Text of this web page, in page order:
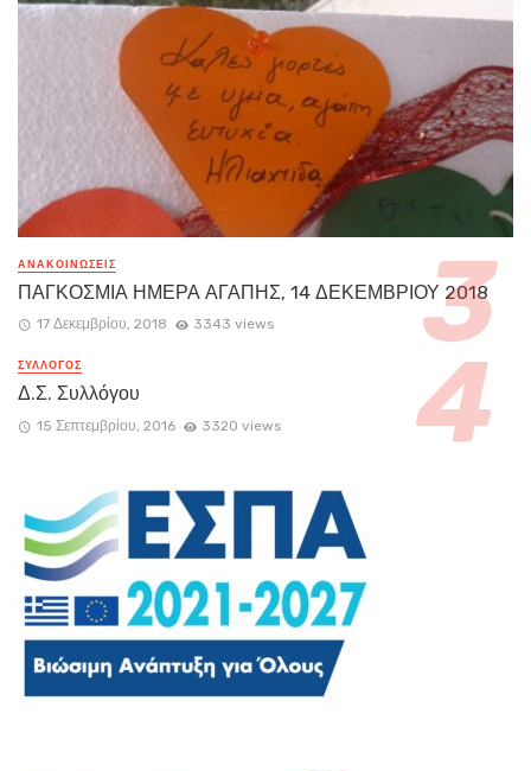
ΑΝΑΚΟΙΝΏΣΕΙΣ
ΠΑΓΚΟΣΜΙΑ ΗΜΕΡΑ ΑΓΑΠΗΣ, 14 ΔΕΚΕΜΒΡΙΟΥ 2018
17 Δεκεμβρίου, 2018 3343 views
ΣΥΛΛΟΓΟΣ
Δ.Σ. Συλλόγου
15 Σεπτεμβρίου, 2016 3320 views